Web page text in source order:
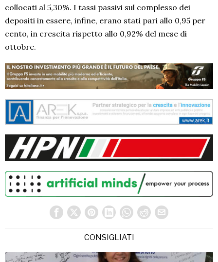
collocati al 5,30%. I tassi passivi sul complesso dei
depositi in essere, infine, erano stati pari allo 0,95 per
cento, in crescita rispetto allo 0,92% del mese di
ottobre.
CONSIGLIATI